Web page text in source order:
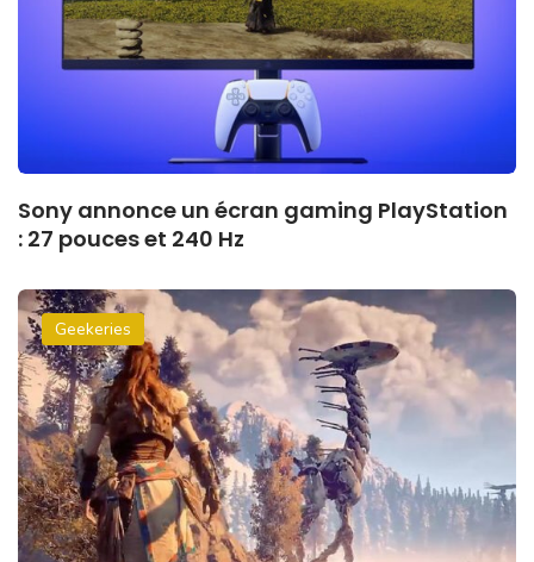
Sony annonce un écran gaming PlayStation
: 27 pouces et 240 Hz
Geekeries